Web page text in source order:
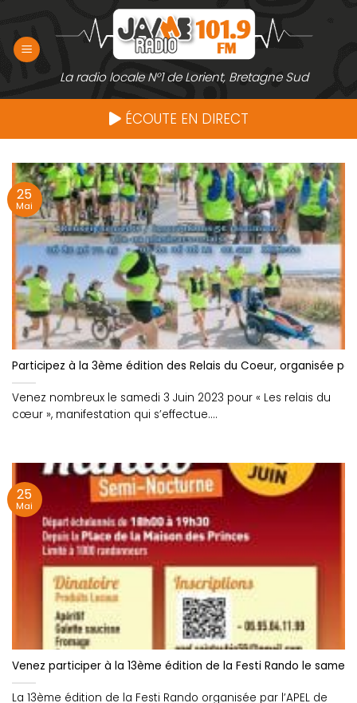
contenu
La radio locale N°1 de Lorient, Bretagne Sud
ÉCOUTE EN DIRECT
Participez à la 3ème édition des Relais du Coeur, organisée
Venez nombreux le samedi 3 Juin 2023 pour « Les relais du
cœur », manifestation qui s’effectue....
25
Mai
Venez participer à la 13ème édition de la Festi Rando le
La 13ème édition de la Festi Rando organisée par l’APEL de
25
Mai